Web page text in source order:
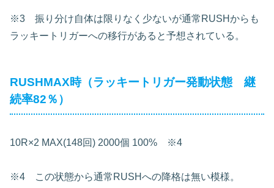
※3 振り分け自体は限りなく少ないが通常RUSHからも
ラッキートリガーへの移行があると予想されている。
RUSHMAX時（ラッキートリガー発動状態 継
続率82％）
10R×2 MAX(148回) 2000個 100% ※4
※4 この状態から通常RUSHへの降格は無い模様。